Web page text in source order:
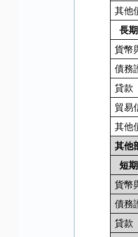
其他
長期
貨幣
債務
貸款
貿易
其他
其他
短期
貨幣
債務
貸款